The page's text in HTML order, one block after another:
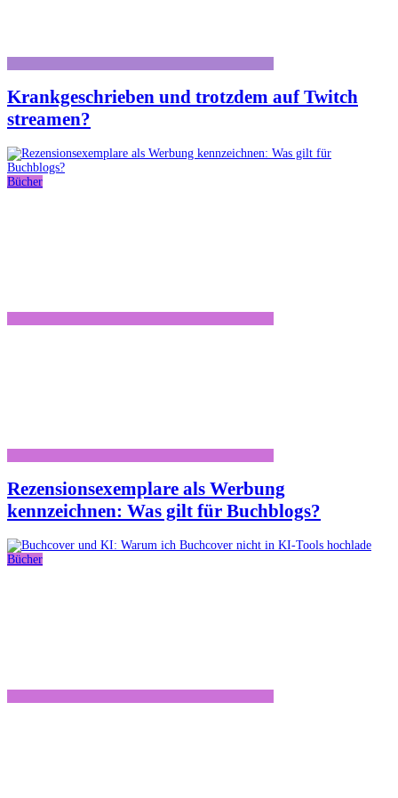
Krankgeschrieben und trotzdem auf Twitch
streamen?
Bücher
Rezensionsexemplare als Werbung
kennzeichnen: Was gilt für Buchblogs?
Bücher